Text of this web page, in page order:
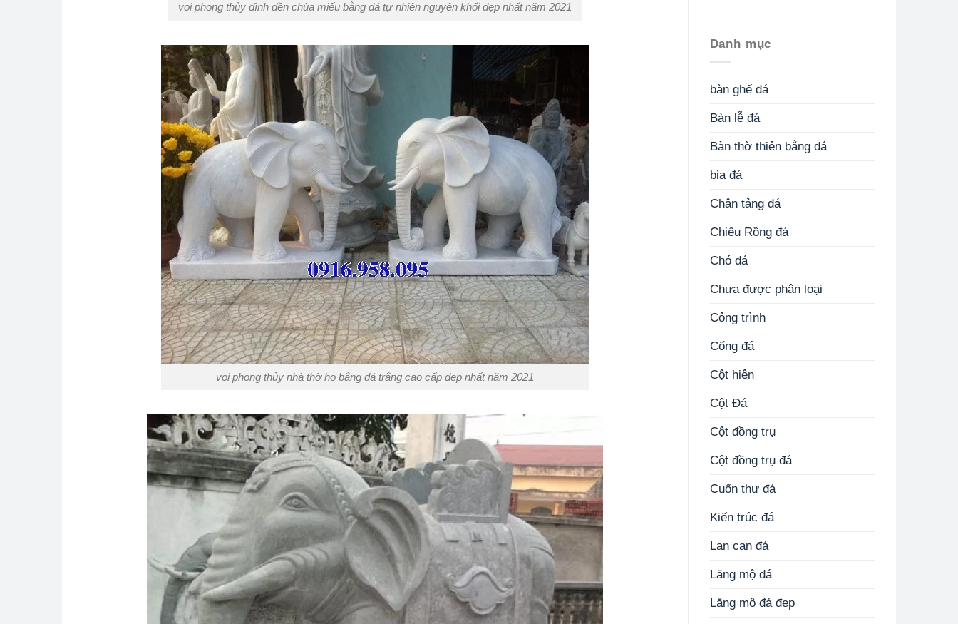
voi phong thủy đình đền chùa miếu bằng đá tự nhiên nguyên khối đẹp nhất năm 2021
voi phong thủy nhà thờ họ bằng đá trắng cao cấp đẹp nhất năm 2021
Danh mục
bàn ghế đá
Bàn lễ đá
Bàn thờ thiên bằng đá
bia đá
Chân tảng đá
Chiếu Rồng đá
Chó đá
Chưa được phân loại
Công trình
Cổng đá
Cột hiên
Cột Đá
Cột đồng trụ
Cột đồng trụ đá
Cuốn thư đá
Kiến trúc đá
Lan can đá
Lăng mộ đá
Lăng mộ đá đẹp